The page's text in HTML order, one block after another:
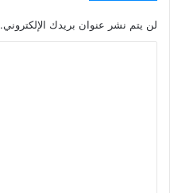
لن يتم نشر عنوان بريدك الإلكتروني.